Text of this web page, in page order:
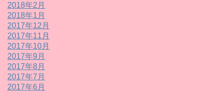
2018年2月
2018年1月
2017年12月
2017年11月
2017年10月
2017年9月
2017年8月
2017年7月
2017年6月